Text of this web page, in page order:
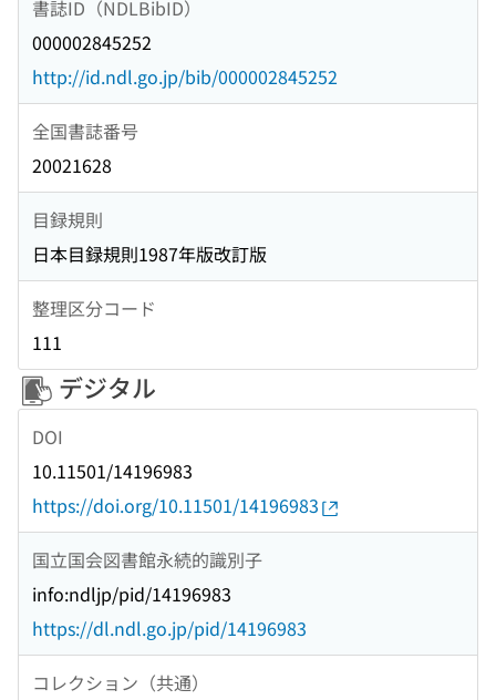
書誌ID（NDLBibID）
000002845252
http://id.ndl.go.jp/bib/000002845252
全国書誌番号
20021628
目録規則
日本目録規則1987年版改訂版
整理区分コード
111
デジタル
DOI
10.11501/14196983
https://doi.org/10.11501/14196983
国立国会図書館永続的識別子
info:ndljp/pid/14196983
https://dl.ndl.go.jp/pid/14196983
コレクション（共通）